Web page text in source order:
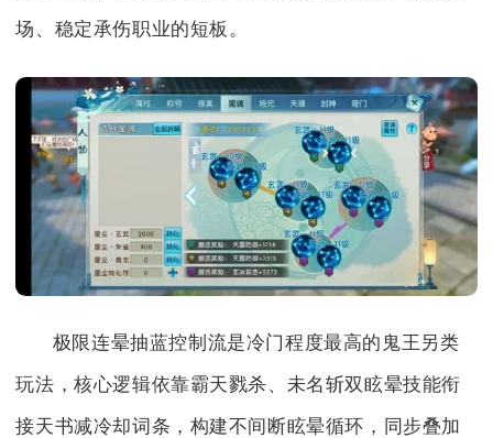
场、稳定承伤职业的短板。
极限连晕抽蓝控制流是冷门程度最高的鬼王另类
玩法，核心逻辑依靠霸天戮杀、未名斩双眩晕技能衔
接天书减冷却词条，构建不间断眩晕循环，同步叠加